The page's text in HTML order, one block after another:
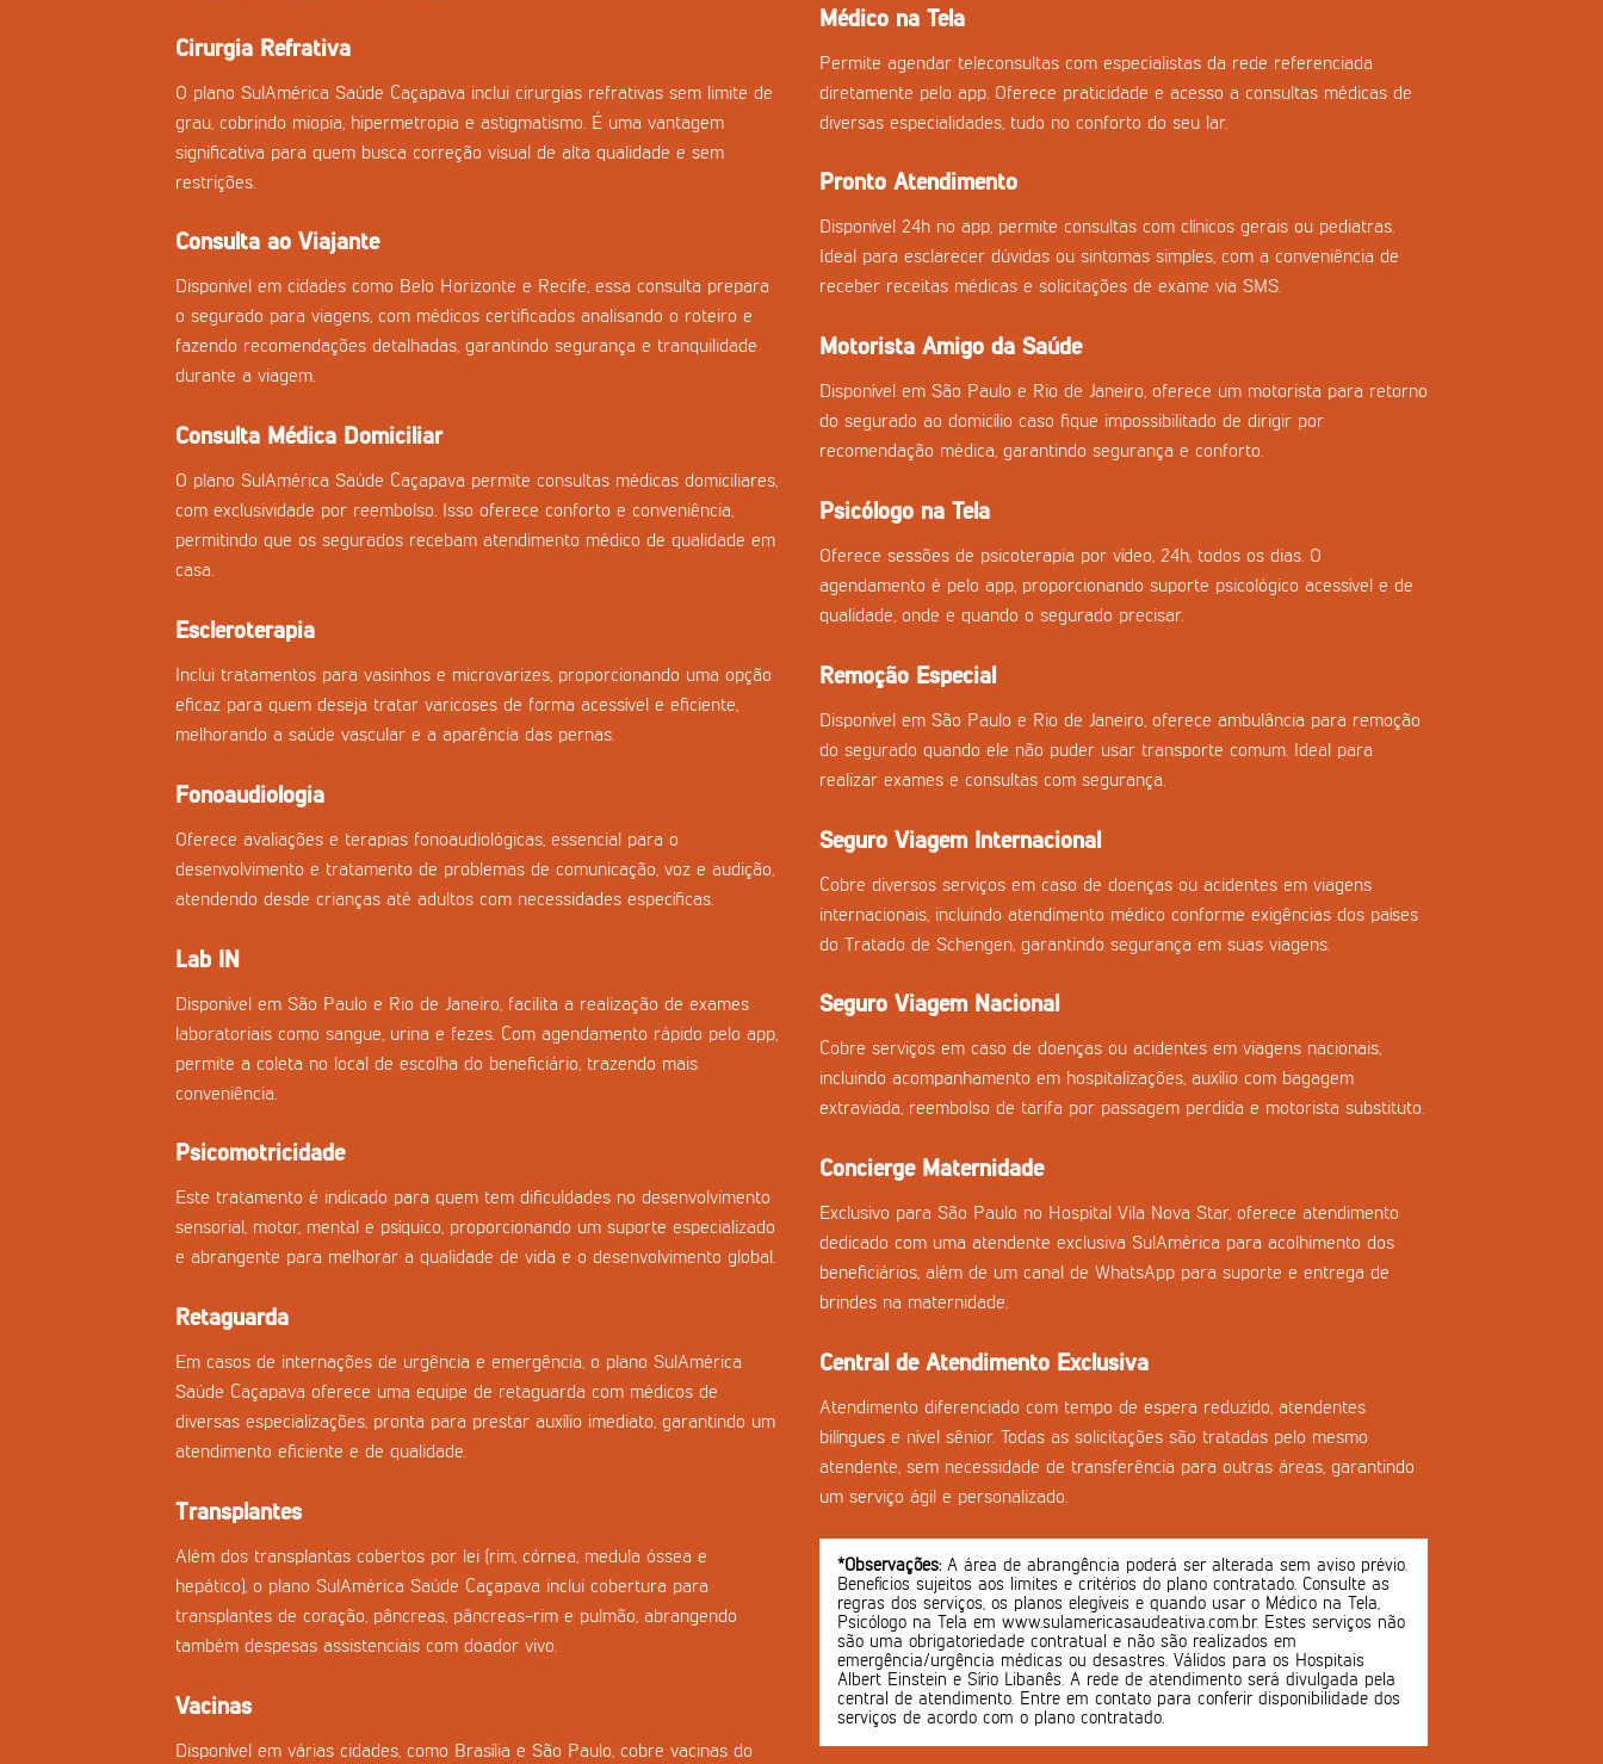
Cirurgia Refrativa
O plano SulAmérica Saúde Caçapava inclui cirurgias refrativas sem limite de
grau, cobrindo miopia, hipermetropia e astigmatismo. É uma vantagem
significativa para quem busca correção visual de alta qualidade e sem
restrições.
Consulta ao Viajante
Disponível em cidades como Belo Horizonte e Recife, essa consulta prepara
o segurado para viagens, com médicos certificados analisando o roteiro e
fazendo recomendações detalhadas, garantindo segurança e tranquilidade
durante a viagem.
Consulta Médica Domiciliar
O plano SulAmérica Saúde Caçapava permite consultas médicas domiciliares,
com exclusividade por reembolso. Isso oferece conforto e conveniência,
permitindo que os segurados recebam atendimento médico de qualidade em
casa.
Escleroterapia
Inclui tratamentos para vasinhos e microvarizes, proporcionando uma opção
eficaz para quem deseja tratar varicoses de forma acessível e eficiente,
melhorando a saúde vascular e a aparência das pernas.
Fonoaudiologia
Oferece avaliações e terapias fonoaudiológicas, essencial para o
desenvolvimento e tratamento de problemas de comunicação, voz e audição,
atendendo desde crianças até adultos com necessidades específicas.
Lab IN
Disponível em São Paulo e Rio de Janeiro, facilita a realização de exames
laboratoriais como sangue, urina e fezes. Com agendamento rápido pelo app,
permite a coleta no local de escolha do beneficiário, trazendo mais
conveniência.
Psicomotricidade
Este tratamento é indicado para quem tem dificuldades no desenvolvimento
sensorial, motor, mental e psíquico, proporcionando um suporte especializado
e abrangente para melhorar a qualidade de vida e o desenvolvimento global.
Retaguarda
Em casos de internações de urgência e emergência, o plano SulAmérica
Saúde Caçapava oferece uma equipe de retaguarda com médicos de
diversas especializações, pronta para prestar auxílio imediato, garantindo um
atendimento eficiente e de qualidade.
Transplantes
Além dos transplantas cobertos por lei (rim, córnea, medula óssea e
hepático), o plano SulAmérica Saúde Caçapava inclui cobertura para
transplantes de coração, pâncreas, pâncreas-rim e pulmão, abrangendo
também despesas assistenciais com doador vivo.
Vacinas
Disponível em várias cidades, como Brasília e São Paulo, cobre vacinas do
Médico na Tela
Permite agendar teleconsultas com especialistas da rede referenciada
diretamente pelo app. Oferece praticidade e acesso a consultas médicas de
diversas especialidades, tudo no conforto do seu lar.
Pronto Atendimento
Disponível 24h no app, permite consultas com clínicos gerais ou pediatras.
Ideal para esclarecer dúvidas ou sintomas simples, com a conveniência de
receber receitas médicas e solicitações de exame via SMS.
Motorista Amigo da Saúde
Disponível em São Paulo e Rio de Janeiro, oferece um motorista para retorno
do segurado ao domicílio caso fique impossibilitado de dirigir por
recomendação médica, garantindo segurança e conforto.
Psicólogo na Tela
Oferece sessões de psicoterapia por vídeo, 24h, todos os dias. O
agendamento é pelo app, proporcionando suporte psicológico acessível e de
qualidade, onde e quando o segurado precisar.
Remoção Especial
Disponível em São Paulo e Rio de Janeiro, oferece ambulância para remoção
do segurado quando ele não puder usar transporte comum. Ideal para
realizar exames e consultas com segurança.
Seguro Viagem Internacional
Cobre diversos serviços em caso de doenças ou acidentes em viagens
internacionais, incluindo atendimento médico conforme exigências dos países
do Tratado de Schengen, garantindo segurança em suas viagens.
Seguro Viagem Nacional
Cobre serviços em caso de doenças ou acidentes em viagens nacionais,
incluindo acompanhamento em hospitalizações, auxílio com bagagem
extraviada, reembolso de tarifa por passagem perdida e motorista substituto.
Concierge Maternidade
Exclusivo para São Paulo no Hospital Vila Nova Star, oferece atendimento
dedicado com uma atendente exclusiva SulAmérica para acolhimento dos
beneficiários, além de um canal de WhatsApp para suporte e entrega de
brindes na maternidade.
Central de Atendimento Exclusiva
Atendimento diferenciado com tempo de espera reduzido, atendentes
bilíngues e nível sênior. Todas as solicitações são tratadas pelo mesmo
atendente, sem necessidade de transferência para outras áreas, garantindo
um serviço ágil e personalizado.
*Observações:A área de abrangência poderá ser alterada sem aviso prévio.
Benefícios sujeitos aos limites e critérios do plano contratado. Consulte as
regras dos serviços, os planos elegíveis e quando usar o Médico na Tela,
Psicólogo na Tela em www.sulamericasaudeativa.com.br. Estes serviços não
são uma obrigatoriedade contratual e não são realizados em
emergência/urgência médicas ou desastres. Válidos para os Hospitais
Albert Einstein e Sírio Libanês. A rede de atendimento será divulgada pela
central de atendimento. Entre em contato para conferir disponibilidade dos
serviços de acordo com o plano contratado.